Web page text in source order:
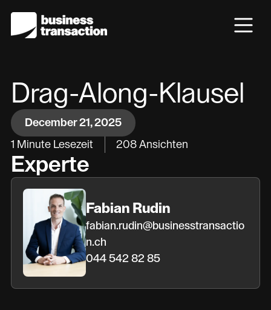
Drag-Along-Klausel
December 21, 2025
1 Minute Lesezeit 208 Ansichten
Experte
Fabian Rudin
fabian.rudin@businesstransactio
n.ch
044 542 82 85